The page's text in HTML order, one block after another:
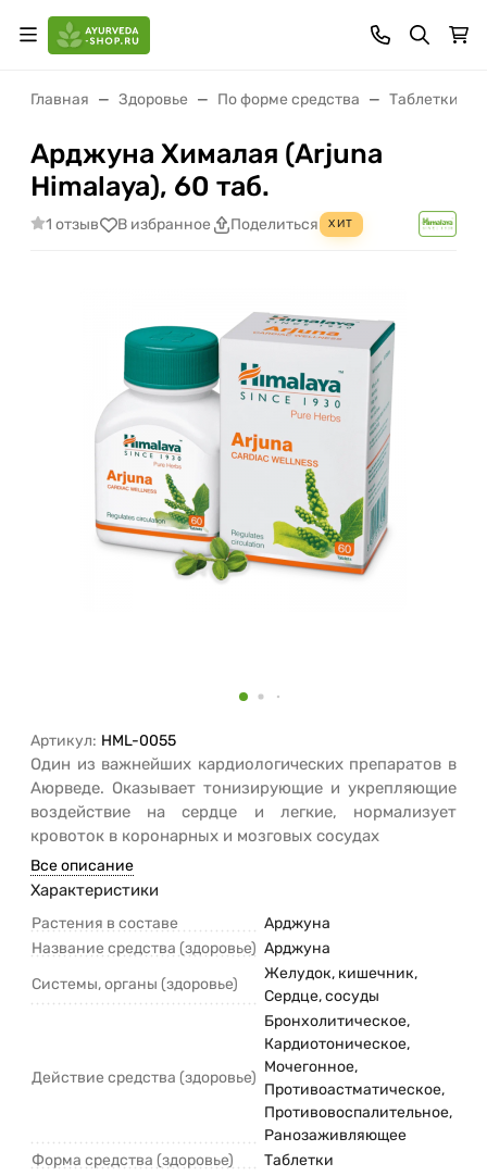
Главная Здоровье По форме средства Таблетки
Арджуна Хималая (Arjuna
Himalaya), 60 таб.
1 отзыв В избранное Поделиться ХИТ
Артикул: HML-0055
Один из важнейших кардиологических препаратов в
Аюрведе. Оказывает тонизирующие и укрепляющие
воздействие на сердце и легкие, нормализует
кровоток в коронарных и мозговых сосудах
Все описание
Характеристики
Растения в составе
Арджуна
Название средства (здоровье) Арджуна
Системы, органы (здоровье)
Желудок, кишечник,
Сердце, сосуды
Действие средства (здоровье)
Бронхолитическое,
Кардиотоническое,
Мочегонное,
Противоастматическое,
Противовоспалительное,
Ранозаживляющее
Форма средства (здоровье)
Таблетки